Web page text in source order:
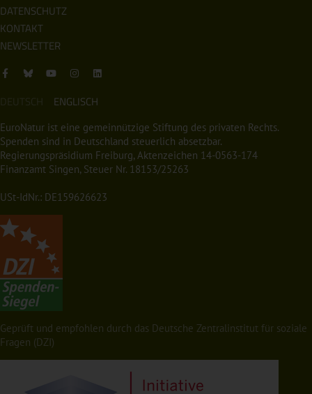
DATENSCHUTZ
KONTAKT
NEWSLETTER
DEUTSCH ENGLISCH
EuroNatur ist eine gemeinnützige Stiftung des privaten Rechts.
Spenden sind in Deutschland steuerlich absetzbar.
Regierungspräsidium Freiburg, Aktenzeichen 14-0563-174
Finanzamt Singen, Steuer Nr. 18153/25263
USt-IdNr.: DE159626623
Geprüft und empfohlen durch das Deutsche Zentralinstitut für soziale
Fragen (DZI)